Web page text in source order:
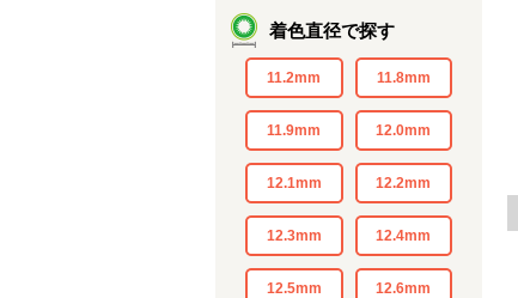
着色直径で探す
11.2mm 11.8mm
11.9mm 12.0mm
12.1mm 12.2mm
12.3mm 12.4mm
12.5mm 12.6mm